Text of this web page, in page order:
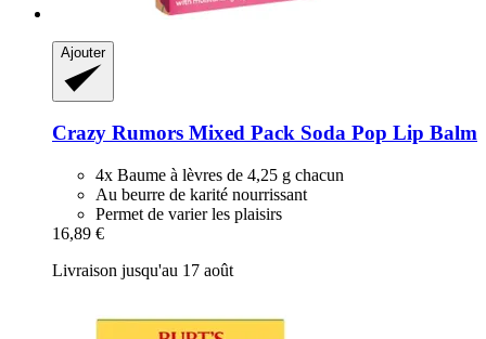
Ajouter
Crazy Rumors Mixed Pack Soda Pop Lip Balm
4x Baume à lèvres de 4,25 g chacun
Au beurre de karité nourrissant
Permet de varier les plaisirs
16,89 €
Livraison jusqu'au 17 août